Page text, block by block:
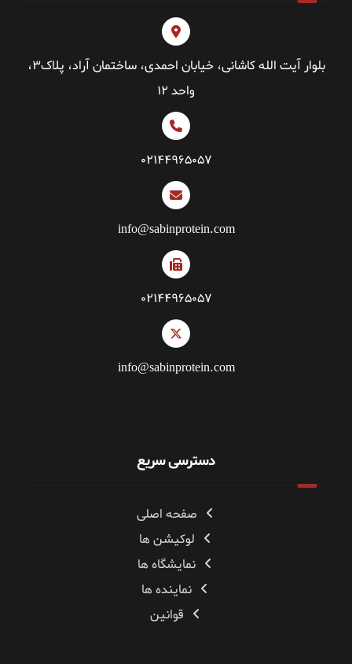
بلوار آیت الله کاشانی، خیابان احمدی، ساختمان آراد، پلاک۳،
واحد ۱۲
۰۲۱۴۴۹۶۵۰۵۷
info@sabinprotein.com
۰۲۱۴۴۹۶۵۰۵۷
info@sabinprotein.com
دسترسی سریع
صفحه اصلی
لوکیشن ها
نمایشگاه ها
نماینده ها
قوانین